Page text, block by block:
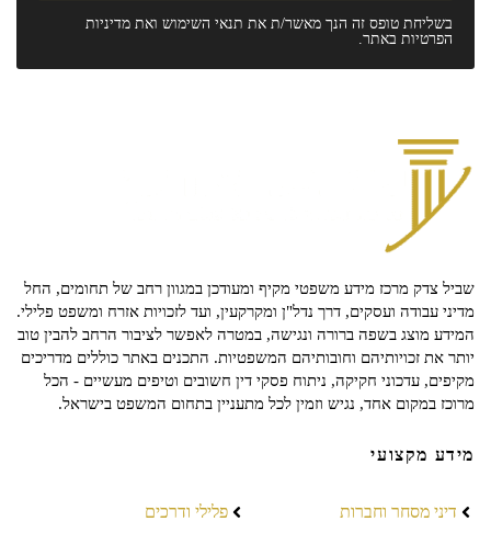
בשליחת טופס זה הנך מאשר/ת את תנאי השימוש ואת מדיניות
הפרטיות באתר.
שביל צדק מרכז מידע משפטי מקיף ומעודכן במגוון רחב של תחומים, החל
מדיני עבודה ועסקים, דרך נדל"ן ומקרקעין, ועד לזכויות אזרח ומשפט פלילי.
המידע מוצג בשפה ברורה ונגישה, במטרה לאפשר לציבור הרחב להבין טוב
יותר את זכויותיהם וחובותיהם המשפטיות. התכנים באתר כוללים מדריכים
מקיפים, עדכוני חקיקה, ניתוח פסקי דין חשובים וטיפים מעשיים - הכל
מרוכז במקום אחד, נגיש וזמין לכל מתעניין בתחום המשפט בישראל.
מידע מקצועי
דיני מסחר וחברות
פלילי ודרכים